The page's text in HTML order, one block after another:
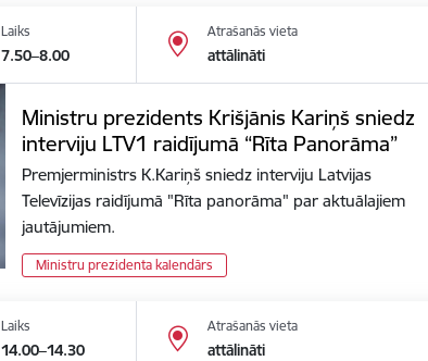
Laiks
7.50–8.00
Atrašanās vieta
attālināti
Ministru prezidents Krišjānis Kariņš sniedz
interviju LTV1 raidījumā “Rīta Panorāma”
Premjerministrs K.Kariņš sniedz interviju Latvijas
Televīzijas raidījumā "Rīta panorāma" par aktuālajiem
jautājumiem.
Ministru prezidenta kalendārs
Laiks
14.00–14.30
Atrašanās vieta
attālināti